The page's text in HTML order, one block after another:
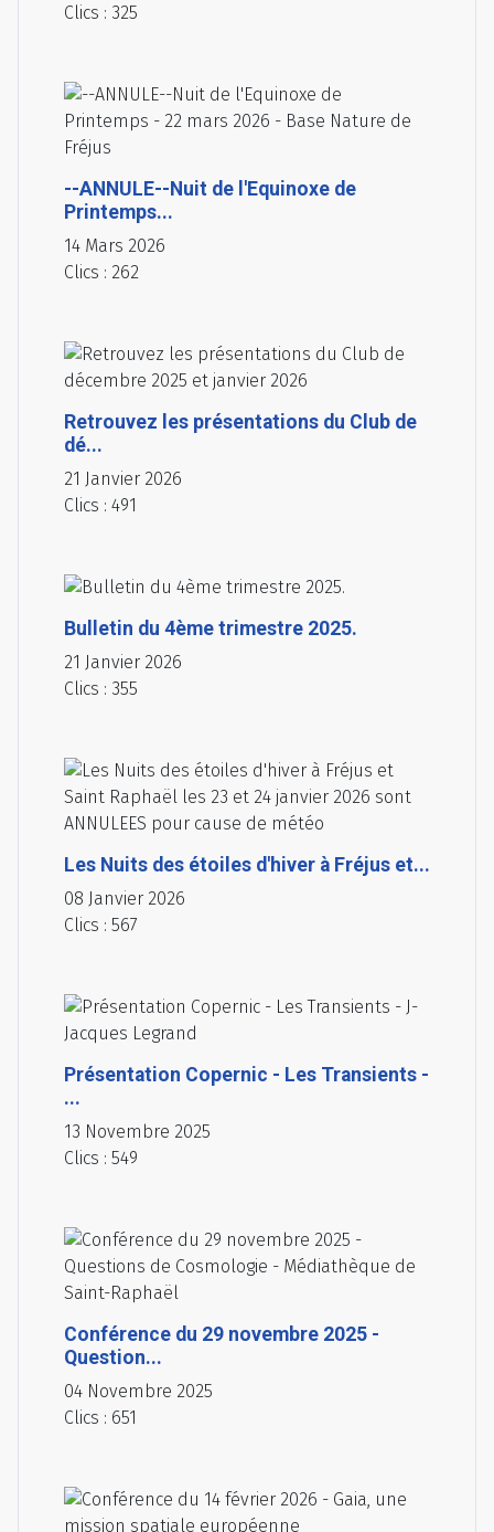
Clics : 325
--ANNULE--Nuit de l'Equinoxe de
Printemps...
14 Mars 2026
Clics : 262
Retrouvez les présentations du Club de
dé...
21 Janvier 2026
Clics : 491
Bulletin du 4ème trimestre 2025.
21 Janvier 2026
Clics : 355
Les Nuits des étoiles d'hiver à Fréjus et...
08 Janvier 2026
Clics : 567
Présentation Copernic - Les Transients -
...
13 Novembre 2025
Clics : 549
Conférence du 29 novembre 2025 -
Question...
04 Novembre 2025
Clics : 651